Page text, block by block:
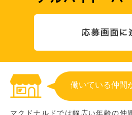
働いている仲間
マクドナルドでは幅広い年齢の仲